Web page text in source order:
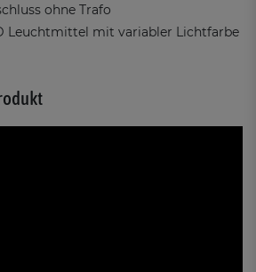
ohne Trafo
Leuchtmittel mit variabler Lichtfarbe